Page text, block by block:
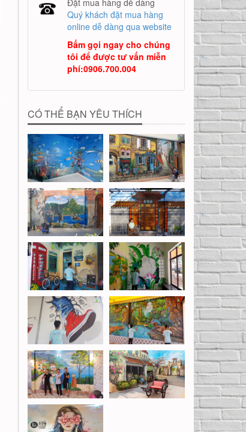
Đặt mua hàng dễ dàng
Quý khách đặt mua hàng
online dễ dàng qua website
Bấm gọi ngay cho chúng
tôi để được tư vấn miễn
phí:0906.700.004
CÓ THỂ BẠN YÊU THÍCH